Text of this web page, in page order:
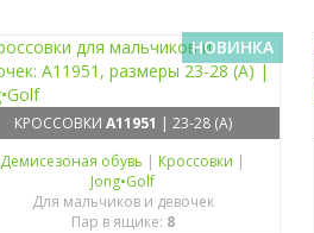
НОВИНКА
КРОССОВКИ A11951 | 23-28 (A)
Демисезоная обувь | Кроссовки |
Jong•Golf
Для мальчиков и девочек
Пар в ящике: 8